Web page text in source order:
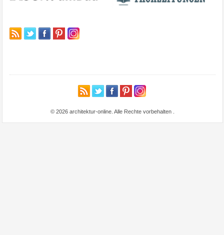
© 2026 architektur-online. Alle Rechte vorbehalten